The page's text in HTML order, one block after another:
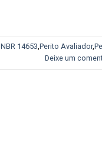
NBR 14653 Perito Avaliador,
Deixe um